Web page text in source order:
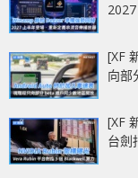
[XF
向部
[XF
台劍